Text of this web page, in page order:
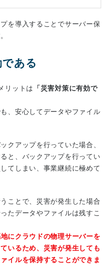
を導入することでサーバー保
ある
リットは
「災害対策に有効で
、安心してデータやファイル
クアップを行っていた場合、
と、バックアップを行ってい
てしまい、事業継続に極めて
ことで、災害が発生した場合
たデータやファイルは残すこ
にクラウドの物理サーバーを
いるため、災害が発生しても
イルを保持することができま